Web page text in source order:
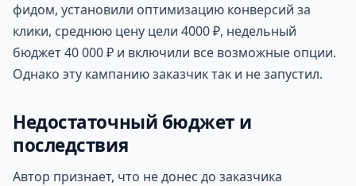
фидом, установили оптимизацию конверсий за
клики, среднюю цену цели 4000 ₽, недельный
бюджет 40 000 ₽ и включили все возможные опции.
Однако эту кампанию заказчик так и не запустил.
Недостаточный бюджет и
последствия
Автор признает, что не донес до заказчика